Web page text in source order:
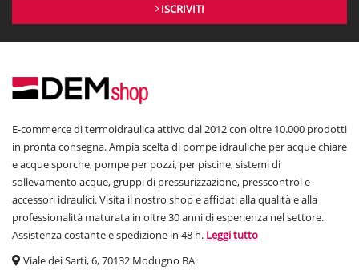
ISCRIVITI
E-commerce di termoidraulica attivo dal 2012 con oltre 10.000 prodotti
in pronta consegna. Ampia scelta di pompe idrauliche per acque chiare
e acque sporche, pompe per pozzi, per piscine, sistemi di
sollevamento acque, gruppi di pressurizzazione, presscontrol e
accessori idraulici. Visita il nostro shop e affidati alla qualità e alla
professionalità maturata in oltre 30 anni di esperienza nel settore.
Assistenza costante e spedizione in 48 h. Leggi tutto
Viale dei Sarti, 6, 70132 Modugno BA